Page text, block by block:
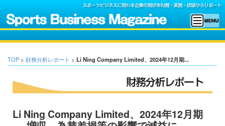
TOP > 財務分析レポート > Li Ning Company Limited、2024年12月期...
Li Ning Company Limited、2024年12月期